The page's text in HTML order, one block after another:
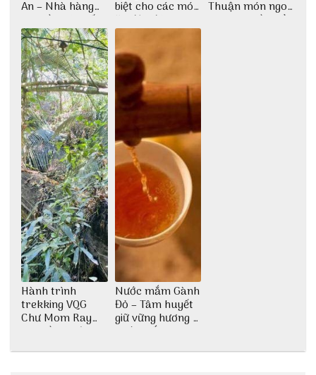
An – Nhà hàng
cao lầu có thiết
kế vô cùng ấn
tượng giữa lòng
phố Hội
biệt cho các món
ăn độc đáo
Thuận món ngon
dân dã miền biển
Hành trình
trekking VQG
Chư Mom Ray
tìm về núi rừng
Nước mắm Gành
Đỏ – Tâm huyết
giữ vững hương vị
nước mắm sau